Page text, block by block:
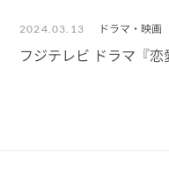
2024.03.13 ドラマ・映画
フジテレビ ドラマ『